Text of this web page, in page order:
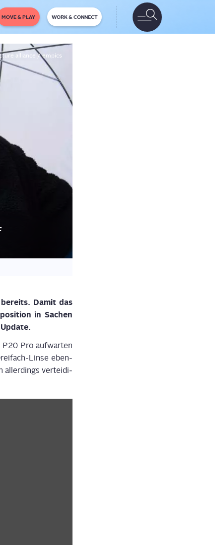
MOVE & PLAY WORK & CONNECT
alliance / empics
Damit das
in Sachen
P20 Pro auf­war­ten
Lin­se eben­
aller­dings ver­tei­di­